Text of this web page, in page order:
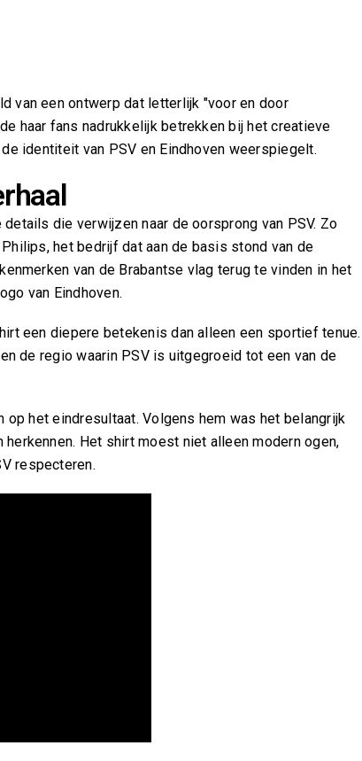
van een ontwerp dat letterlijk "voor en door
haar fans nadrukkelijk betrekken bij het creatieve
identiteit van PSV en Eindhoven weerspiegelt.
die verwijzen naar de oorsprong van PSV. Zo
het bedrijf dat aan de basis stond van de
van de Brabantse vlag terug te vinden in het
van Eindhoven.
een diepere betekenis dan alleen een sportief tenue.
de regio waarin PSV is uitgegroeid tot een van de
het eindresultaat. Volgens hem was het belangrijk
Het shirt moest niet alleen modern ogen,
respecteren.